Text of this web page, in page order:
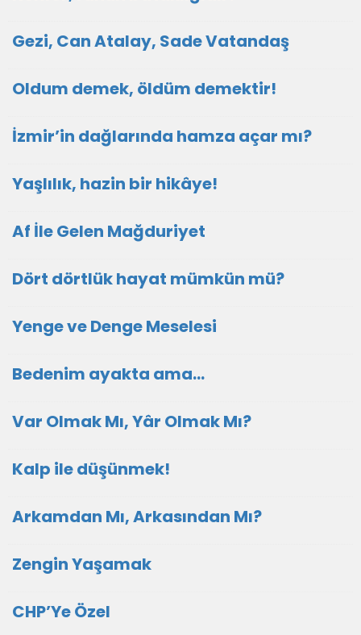
Gezi, Can Atalay, Sade Vatandaş
Oldum demek, öldüm demektir!
İzmir’in dağlarında hamza açar mı?
Yaşlılık, hazin bir hikâye!
Af İle Gelen Mağduriyet
Dört dörtlük hayat mümkün mü?
Yenge ve Denge Meselesi
Bedenim ayakta ama...
Var Olmak Mı, Yâr Olmak Mı?
Kalp ile düşünmek!
Arkamdan Mı, Arkasından Mı?
Zengin Yaşamak
CHP’Ye Özel